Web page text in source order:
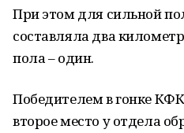
При этом для сильной
составляла два
пола – один.
Победителем в гонке
второе место у отдела